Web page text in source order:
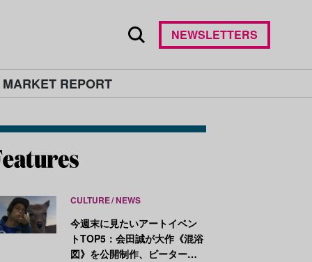
REPORT
NEWSLETTERS
CULTURE NEWS
今週末に見たいアートイベン
トTOP5：会田誠が大作《混浴
図》を公開制作、ピーター・